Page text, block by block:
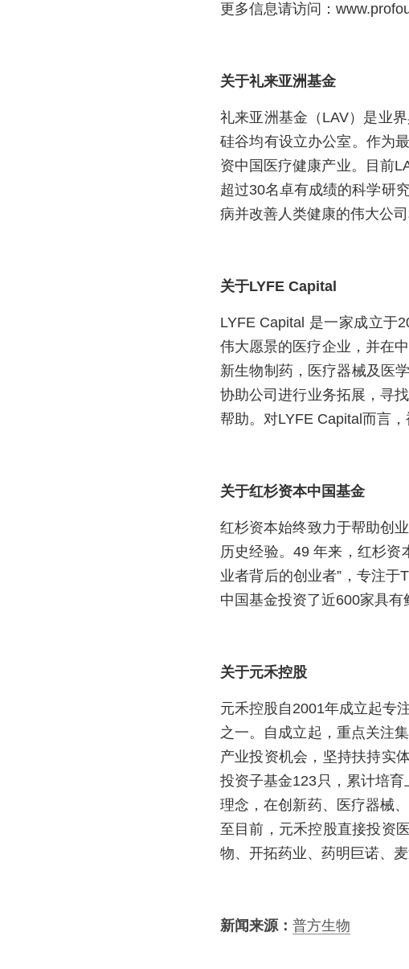
更多信息请访问：
关于礼来亚洲基金
礼来亚洲基金（LAV）是业
硅谷均有设立办公室。作为
资中国医疗健康产业。目前
超过30名卓有成绩的科学研
病并改善人类健康的伟大公
关于LYFE Capital
LYFE Capital 是一家成立于
伟大愿景的医疗企业，并在
新生物制药，医疗器械及医
协助公司进行业务拓展，寻
帮助。对LYFE Capital而言
关于红杉资本中国基金
红杉资本始终致力于帮助创
历史经验。49 年来，红杉资
业者背后的创业者”，专注
中国基金投资了近600家具有
关于元禾控股
元禾控股自2001年成立起专
之一。自成立起，重点关注
产业投资机会，坚持扶持实
投资子基金123只，累计培
理念，在创新药、医疗器械
至目前，元禾控股直接投资
物、开拓药业、药明巨诺、
新闻来源： 普方生物